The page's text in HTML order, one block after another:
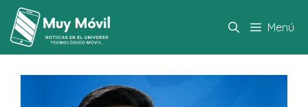
Saltar
contenido
Menú